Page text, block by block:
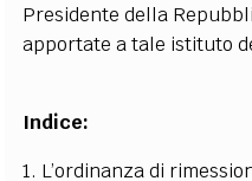
Presidente della
apportate a tale istituto
Indice:
1. L’ordinanza di